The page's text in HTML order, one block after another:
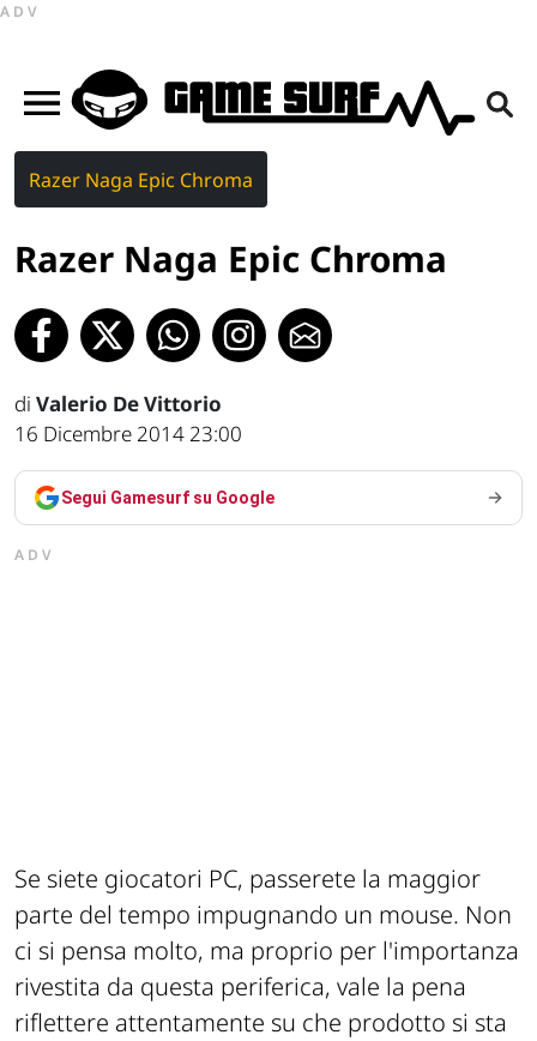
ADV
Razer Naga Epic Chroma
Razer Naga Epic Chroma
di Valerio De Vittorio
16 Dicembre 2014 23:00
Segui Gamesurf su Google
ADV
Se siete giocatori PC, passerete la maggior
parte del tempo impugnando un mouse. Non
ci si pensa molto, ma proprio per l'importanza
rivestita da questa periferica, vale la pena
riflettere attentamente su che prodotto si sta